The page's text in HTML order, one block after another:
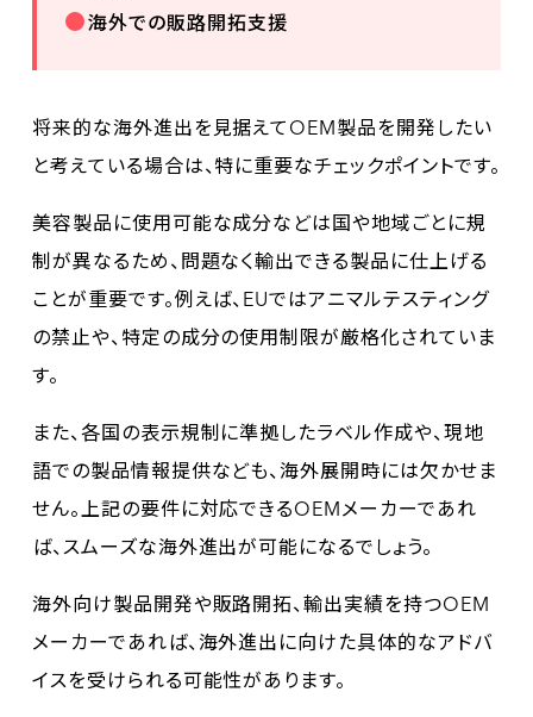
海外での販路開拓支援
将来的な海外進出を見据えてOEM製品を開発したい
と考えている場合は、特に重要なチェックポイントです。
美容製品に使用可能な成分などは国や地域ごとに規
制が異なるため、問題なく輸出できる製品に仕上げる
ことが重要です。例えば、EUではアニマルテスティング
の禁止や、特定の成分の使用制限が厳格化されていま
す。
また、各国の表示規制に準拠したラベル作成や、現地
語での製品情報提供なども、海外展開時には欠かせま
せん。上記の要件に対応できるOEMメーカーであれ
ば、スムーズな海外進出が可能になるでしょう。
海外向け製品開発や販路開拓、輸出実績を持つOEM
メーカーであれば、海外進出に向けた具体的なアドバ
イスを受けられる可能性があります。